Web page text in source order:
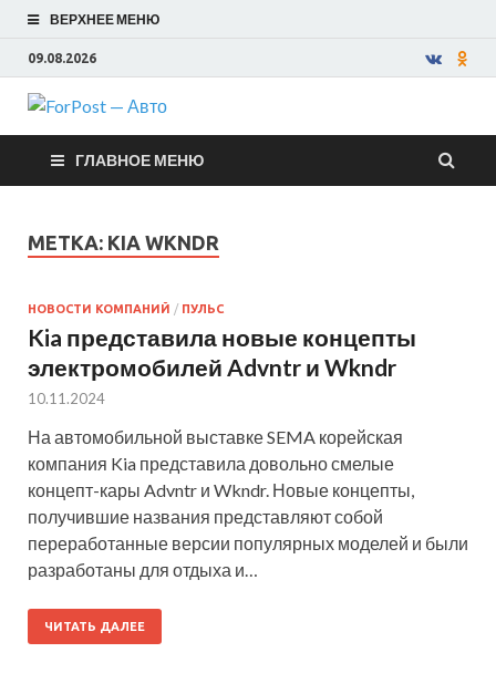
ВЕРХНЕЕ МЕНЮ
09.08.2026
ForPost —
Авто
ГЛАВНОЕ МЕНЮ
МЕТКА: KIA WKNDR
НОВОСТИ КОМПАНИЙ / ПУЛЬС
Kia представила новые концепты
электромобилей Advntr и Wkndr
10.11.2024
На автомобильной выставке SEMA корейская
компания Kia представила довольно смелые
концепт-кары Advntr и Wkndr. Новые концепты,
получившие названия представляют собой
переработанные версии популярных моделей и были
разработаны для отдыха и…
ЧИТАТЬ ДАЛЕЕ